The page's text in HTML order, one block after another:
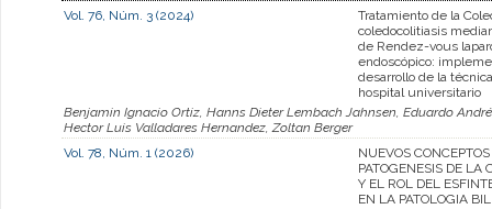
Vol. 76, Núm. 3 (2024)
Tratamiento de la
coledocolitiasis
de Rendez-vous
endoscópico:
desarrollo de la
hospital universitario
Benjamin Ignacio Ortiz, Hanns Dieter Lembach Jahnsen, Eduardo
Hector Luis Valladares Hernandez, Zoltan Berger
Vol. 78, Núm. 1 (2026)
NUEVOS
PATOGENESIS DE LA
Y EL ROL DEL
EN LA PATOLOGIA